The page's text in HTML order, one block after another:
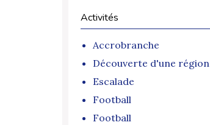
Activités
Accrobranche
Découverte d'une région
Escalade
Football
Football